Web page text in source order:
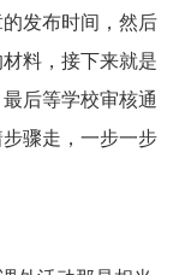
发布时间，然后
料，接下来就是
后等学校审核通
骤走，一步一步